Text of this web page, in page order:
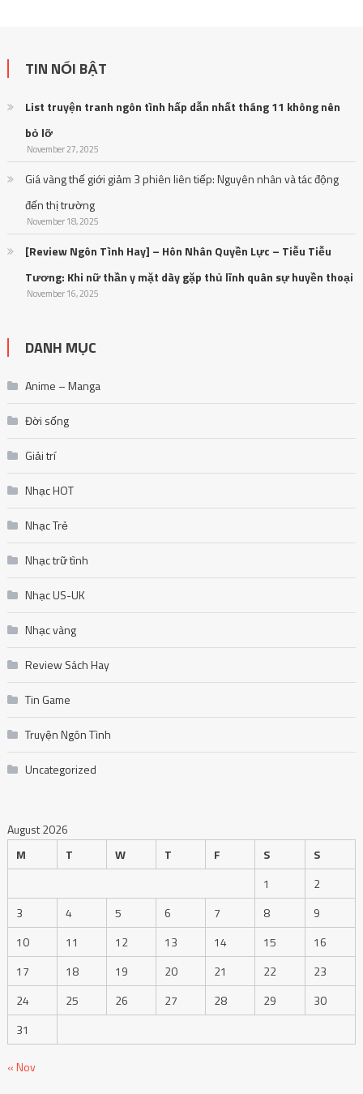
TIN NỔI BẬT
List truyện tranh ngôn tình hấp dẫn nhất tháng 11 không nên
bỏ lỡ
November 27, 2025
Giá vàng thế giới giảm 3 phiên liên tiếp: Nguyên nhân và tác động
đến thị trường
November 18, 2025
[Review Ngôn Tình Hay] – Hôn Nhân Quyền Lực – Tiễu Tiễu
Tương: Khi nữ thần y mặt dày gặp thủ lĩnh quân sự huyền thoại
November 16, 2025
DANH MỤC
Anime – Manga
Đời sống
Giải trí
Nhạc HOT
Nhạc Trẻ
Nhạc trữ tình
Nhạc US-UK
Nhạc vàng
Review Sách Hay
Tin Game
Truyện Ngôn Tình
Uncategorized
August 2026
M
T W T F S
S
1
2
3
4 5 6 7 8
9
10
11 12 13 14 15
16
17
18 19 20 21 22
23
24
25 26 27 28 29
30
31
« Nov